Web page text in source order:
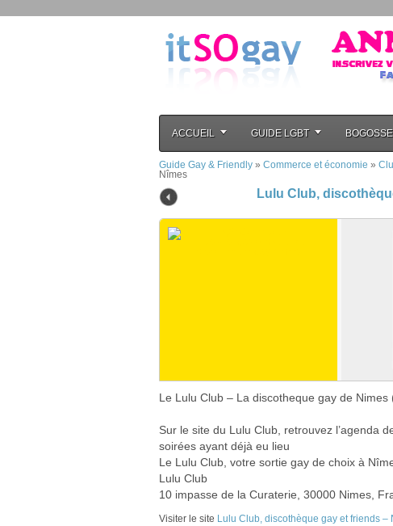
ACCUEIL GUIDE LGBT
Guide Gay & Friendly » Commerce et économie »
Nîmes
Lulu Club,
Le Lulu Club – La discotheque gay de Nimes
Sur le site du Lulu Club, retrouvez l’agenda
soirées ayant déjà eu lieu
Le Lulu Club, votre sortie gay de choix à
Lulu Club
10 impasse de la Curaterie, 30000 Nimes,
Visiter le site Lulu Club, discothèque gay et friends –